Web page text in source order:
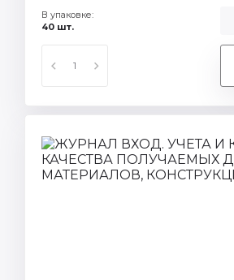
В упаковке:
40 шт.